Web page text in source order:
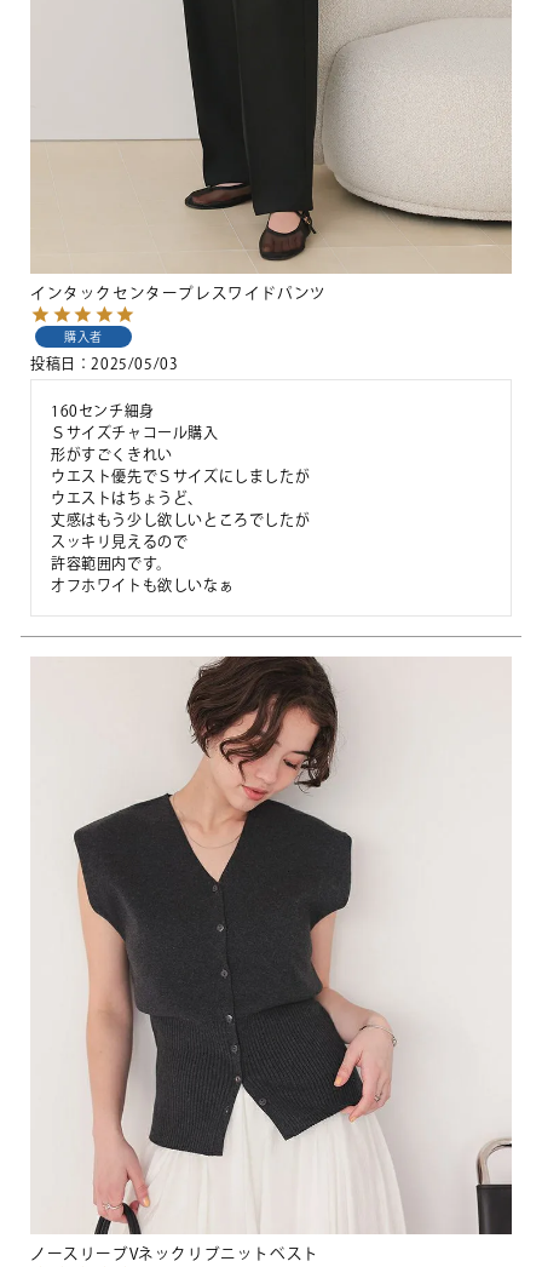
インタックセンタープレスワイドパンツ
購入者
投稿日 2025/05/03
160センチ細身
Ｓサイズチャコール購入
形がすごくきれい
ウエスト優先でＳサイズにしましたが
ウエストはちょうど、
丈感はもう少し欲しいところでしたが
スッキリ見えるので
許容範囲内です。
ノースリーブVネックリブニットベスト